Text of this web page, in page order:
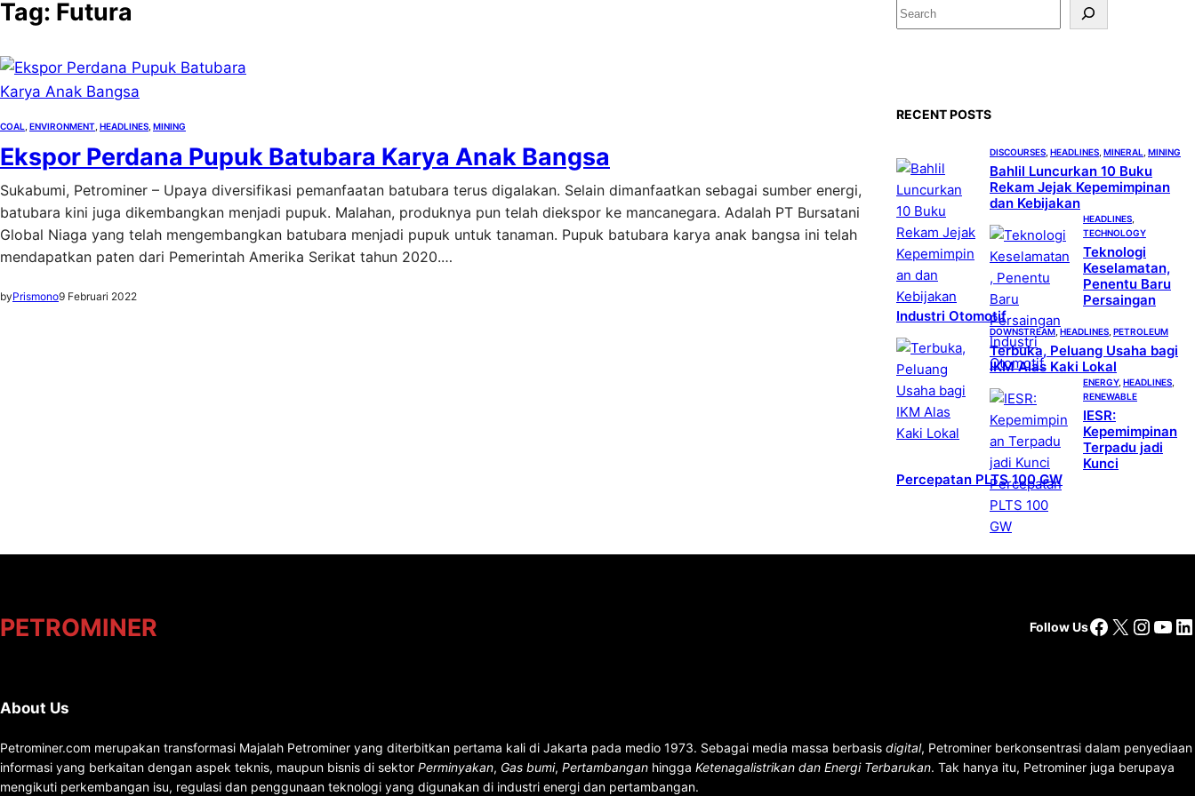
Tag: Futura
COAL ENVIRONMENT HEADLINES MINING
Ekspor Perdana Pupuk Batubara Karya Anak Bangsa
Sukabumi, Petrominer – Upaya diversifikasi pemanfaatan batubara terus digalakan. Selain dimanfaatkan sebagai sumber energi,
batubara kini juga dikembangkan menjadi pupuk. Malahan, produknya pun telah diekspor ke mancanegara. Adalah PT Bursatani
Global Niaga yang telah mengembangkan batubara menjadi pupuk untuk tanaman. Pupuk batubara karya anak bangsa ini telah
mendapatkan paten dari Pemerintah Amerika Serikat tahun 2020.…
byPrismono9 Februari 2022
S
e
RECENT POSTS
DISCOURSES HEADLINES MINERAL MINING
Bahlil Luncurkan 10 Buku
Rekam Jejak Kepemimpinan
dan Kebijakan
HEADLINES
TECHNOLOGY
Teknologi
Keselamatan,
Penentu Baru
Persaingan
Industri Otomotif
DOWNSTREAM HEADLINES PETROLEUM
Terbuka, Peluang Usaha bagi
IKM Alas Kaki Lokal
ENERGY, HEADLINES
RENEWABLE
IESR:
Kepemimpinan
Terpadu jadi
Kunci
Percepatan PLTS 100 GW
PETROMINER Follow UsFacebook
X
About Us
Petrominer.com merupakan transformasi Majalah Petrominer yang diterbitkan pertama kali di Jakarta pada medio 1973. Sebagai media massa berbasis digital, Petrominer berkonsentrasi dalam penyediaan
informasi yang berkaitan dengan aspek teknis, maupun bisnis di sektor Perminyakan, Gas bumi, Pertambangan hingga Ketenagalistrikan dan Energi Terbarukan. Tak hanya itu, Petrominer juga berupaya
mengikuti perkembangan isu, regulasi dan penggunaan teknologi yang digunakan di industri energi dan pertambangan.